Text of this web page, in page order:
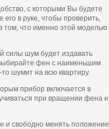
с которыми Вы будете
в руке, чтобы проверить,
том, что именно этой моделью
силы шум будет издавать
фен с наименьшим
шумит на всю квартиру.
прибор включается в
при вращении фена и
и свободно менять положение